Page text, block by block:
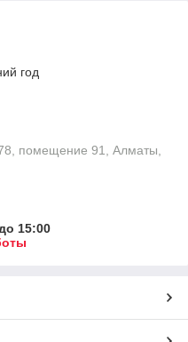
год
помещение 91, Алматы,
15:00